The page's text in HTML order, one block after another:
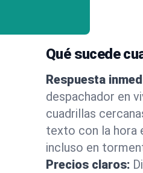
Qué sucede
Respuesta
despachador en
cuadrillas
texto con la hora
incluso en
Precios claros: